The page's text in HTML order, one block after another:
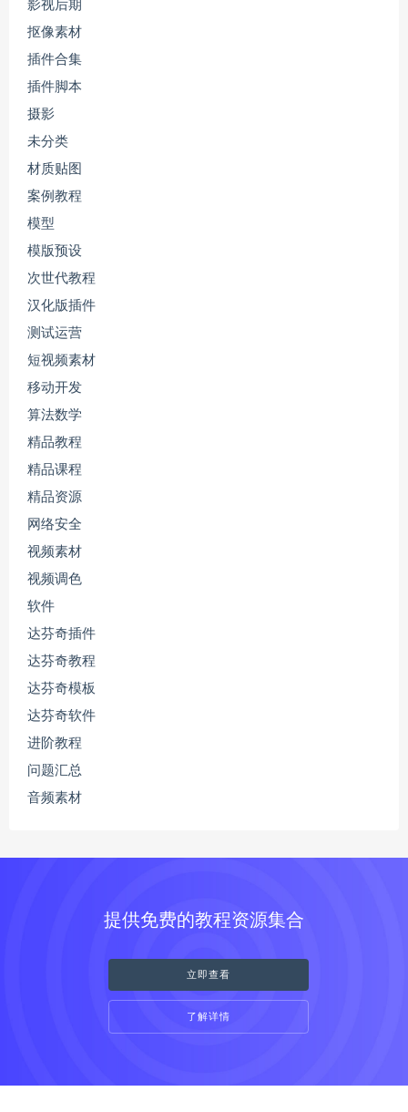
影视后期
抠像素材
插件合集
插件脚本
摄影
未分类
材质贴图
案例教程
模型
模版预设
次世代教程
汉化版插件
测试运营
短视频素材
移动开发
算法数学
精品教程
精品课程
精品资源
网络安全
视频素材
视频调色
软件
达芬奇插件
达芬奇教程
达芬奇模板
达芬奇软件
进阶教程
问题汇总
音频素材
提供免费的教程资源集合
立即查看
了解详情